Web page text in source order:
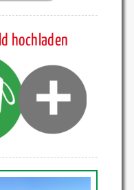
hochladen